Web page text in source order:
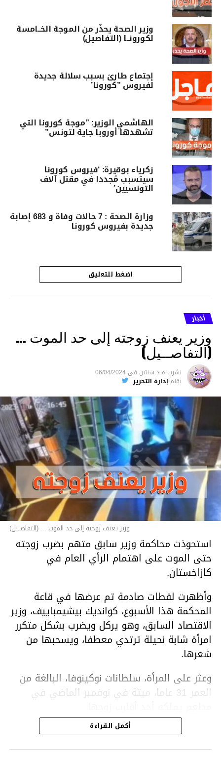
وزير الصحة يحذّر من الموجة الخــامسة
لكورونــا (التفاصيل)
إجتماع طارئ بسبب سلالة جديدة
لفيروس ”كورونا’
الهاشمي الوزير: ”موجة كورونا التي
تشهدها أوروبا جاية لتونس”
زكرياء بوقيرة: ‘فيروس كورونا
سيتسبب مُجددا في مقتل آلاف
التونسيين’
وزارة الصحة : 7 حالات وفاة و 683 إصابة
جديدة بفيروس كورونا
اضغط للتعليق
أخبار
وزير يعنف زوجته إلى حد الموت …
(التفاصــيل)
نشرت منذ سنتين فى 06/04/2024
بقلم إدارة التحرير
وزير يعنف زوجته إلى حد الموت ... (التفاصــيل)
استحوذت محاكمة وزير سابق متهم بضرب زوجته
حتى الموت على اهتمام الرأي العام في
كازاخستان.
وأظهرت لقطات صادمة تم عرضها في قاعة
المحكمة هذا الأسبوع، كوانديك بيشيمباييف، وزير
الاقتصاد السابق، وهو يركل ويضرب بشكل متكرر
امرأة شابة نحيلة ترتدي معطفا، ويسحبها من
شعرها.
وعثر على المرأة، سلطانات نوكينوفا، البالغة من
العمر 31 عاما، ميتة في نوفمبر الماضي في
ووفقا لتقرير الطبيب الشرعي، توفيت نوكينوفا
متأثرة بصدمة في الدماغ، وكانت إحدى عظام
أكمل القراءة